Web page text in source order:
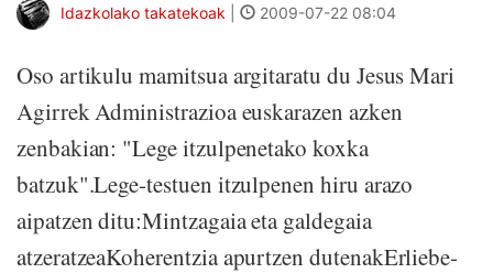
Idazkolako takatekoak 2009-07-22 08:04
Oso artikulu mamitsua argitaratu du Jesus Mari
Agirrek Administrazioa euskarazen azken
zenbakian: "Lege itzulpenetako koxka
batzuk".Lege-testuen itzulpenen hiru arazo
aipatzen ditu:Mintzagaia eta galdegaia
atzeratzeaKoherentzia apurtzen dutenakErliebe-